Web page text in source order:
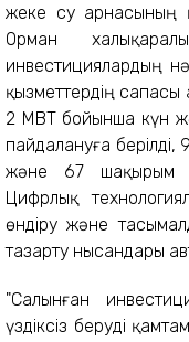
жеке су арнасының
Орман
инвестициялардың
қызметтердің
2 МВТ бойынша күн
пайдалануға
және 67 шақырым
Цифрлық
өндіру және
тазарту нысандары
"Салынған
үздіксіз беруді